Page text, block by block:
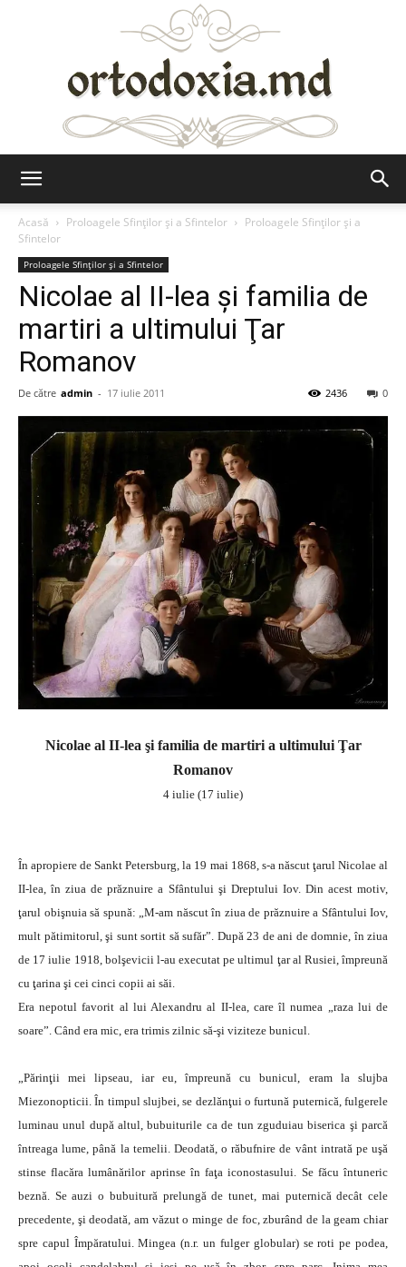
Acasă
Proloagele Sfinților și a Sfintelor
Proloagele Sfinților și a
Sfintelor
Proloagele Sfinților și a Sfintelor
Nicolae al II-lea şi familia de
martiri a ultimului Ţar
Romanov
De către admin - 17 iulie 2011 0
2436
Nicolae al II-lea şi familia de martiri a ultimului Ţar
Romanov
4 iulie (17 iulie)
În apropiere de Sankt Petersburg, la 19 mai 1868, s-a născut ţarul Nicolae al
II-lea, în ziua de prăznuire a Sfântului şi Dreptului Iov. Din acest motiv,
ţarul obişnuia să spună: „M-am născut în ziua de prăznuire a Sfântului Iov,
mult pătimitorul, şi sunt sortit să sufăr”. După 23 de ani de domnie, în ziua
de 17 iulie 1918, bolşevicii l-au executat pe ultimul ţar al Rusiei, împreună
cu ţarina şi cei cinci copii ai săi.
Era nepotul favorit al lui Alexandru al II-lea, care îl numea „raza lui de
soare”. Când era mic, era trimis zilnic să-şi viziteze bunicul.
„Părinţii mei lipseau, iar eu, împreună cu bunicul, eram la slujba
Miezonopticii. În timpul slujbei, se dezlănţui o furtună puternică, fulgerele
luminau unul după altul, bubuiturile ca de tun zguduiau biserica şi parcă
întreaga lume, până la temelii. Deodată, o răbufnire de vânt intrată pe uşă
stinse flacăra lumânărilor aprinse în faţa iconostasului. Se făcu întuneric
beznă. Se auzi o bubuitură prelungă de tunet, mai puternică decât cele
precedente, şi deodată, am văzut o minge de foc, zburând de la geam chiar
spre capul Împăratului. Mingea (n.r. un fulger globular) se roti pe podea,